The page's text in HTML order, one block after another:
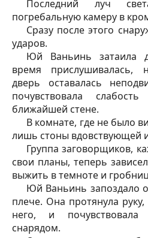
Последний луч
погребальную камеру в
Сразу после этого
ударов.
Юй Ваньинь затаила
время прислушивалась,
дверь оставалась
почувствовала
ближайшей стене.
В комнате, где не было
лишь стоны вдовствующей
Группа заговорщиков,
свои планы, теперь
выжить в темноте и
Юй Ваньинь запоздало
плече. Она протянула
него, и почувствовала
снарядом.